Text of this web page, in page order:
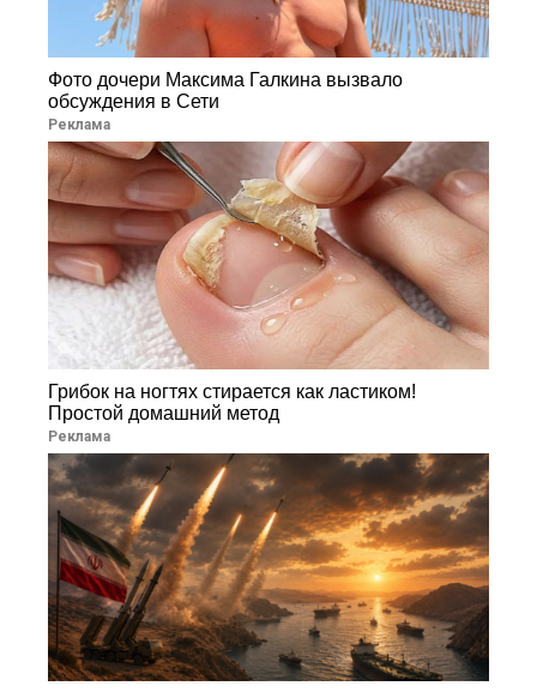
Фото дочери Максима Галкина вызвало
обсуждения в Сети
Реклама
Грибок на ногтях стирается как ластиком!
Простой домашний метод
Реклама